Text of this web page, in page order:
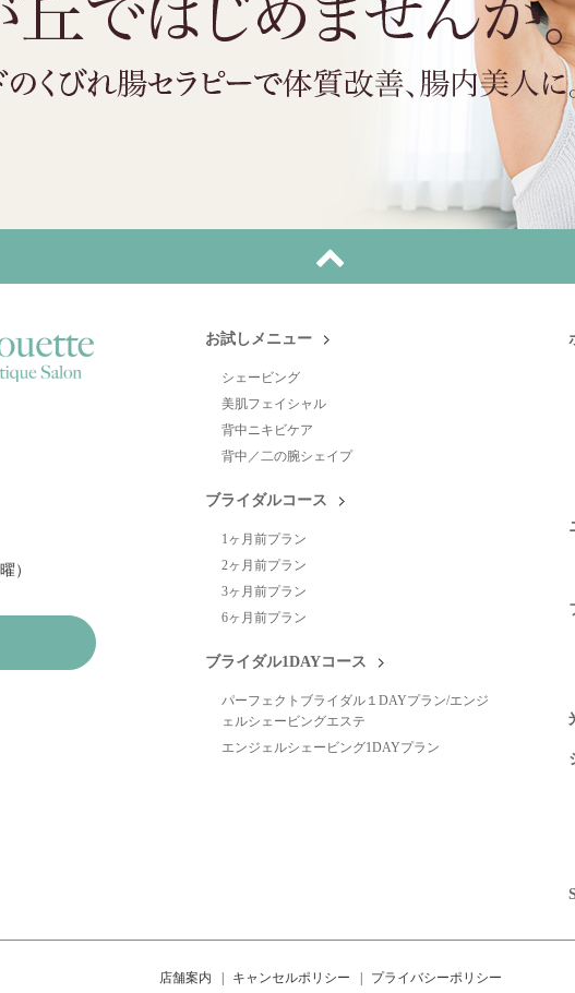
）
お試しメニュー
シェービング
美肌フェイシャル
背中ニキビケア
背中／二の腕シェイプ
ブライダルコース
1ヶ月前プラン
2ヶ月前プラン
3ヶ月前プラン
6ヶ月前プラン
ブライダル1DAYコース
パーフェクトブライダル１DAYプラン/エンジ
ェルシェービングエステ
エンジェルシェービング1DAYプラン
店舗案内 キャンセルポリシー プライバシーポリシー